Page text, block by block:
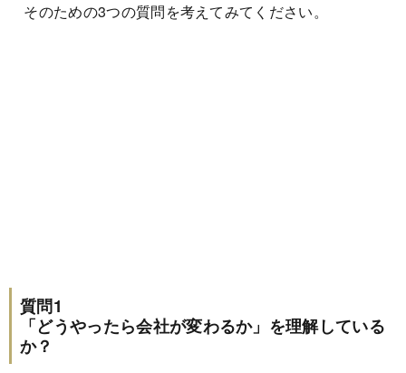
そのための3つの質問を考えてみてください。
質問1
「どうやったら会社が変わるか」を理解している
か？